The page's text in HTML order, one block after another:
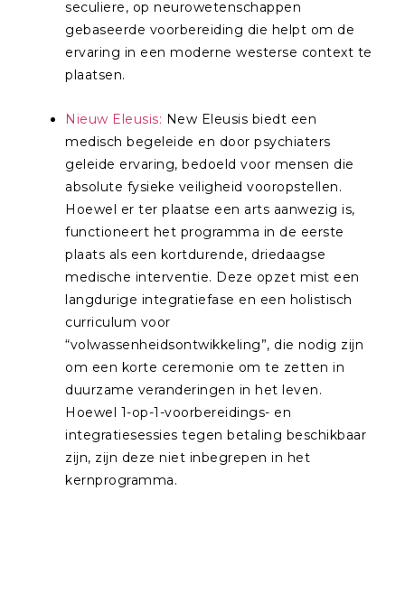
seculiere, op neurowetenschappen
gebaseerde voorbereiding die helpt om de
ervaring in een moderne westerse context te
plaatsen.
Nieuw Eleusis: New Eleusis biedt een
medisch begeleide en door psychiaters
geleide ervaring, bedoeld voor mensen die
absolute fysieke veiligheid vooropstellen.
Hoewel er ter plaatse een arts aanwezig is,
functioneert het programma in de eerste
plaats als een kortdurende, driedaagse
medische interventie. Deze opzet mist een
langdurige integratiefase en een holistisch
curriculum voor
“volwassenheidsontwikkeling”, die nodig zijn
om een korte ceremonie om te zetten in
duurzame veranderingen in het leven.
Hoewel 1-op-1-voorbereidings- en
integratiesessies tegen betaling beschikbaar
zijn, zijn deze niet inbegrepen in het
kernprogramma.